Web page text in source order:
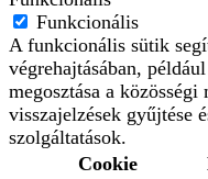
Funkcionális
A funkcionális sütik
végrehajtásában,
megosztása a
visszajelzések gyűjtése
szolgáltatások.
Cookie